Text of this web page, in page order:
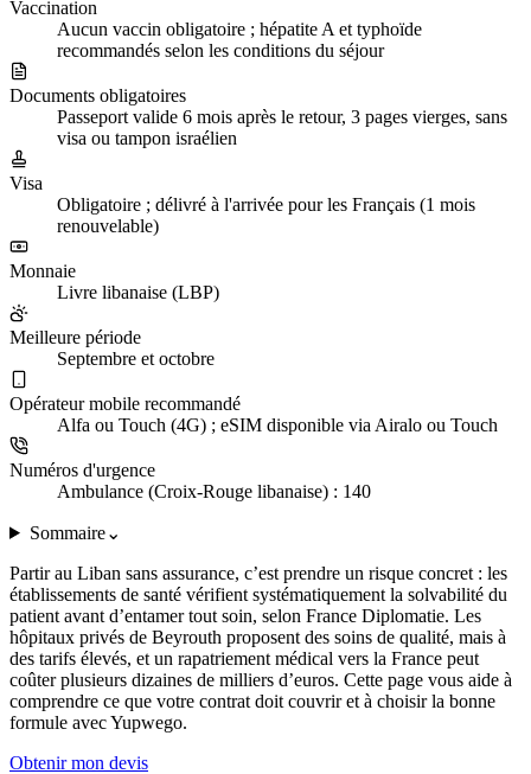
Vaccination
Aucun vaccin obligatoire ; hépatite A et typhoïde
recommandés selon les conditions du séjour
Documents obligatoires
Passeport valide 6 mois après le retour, 3 pages vierges, sans
visa ou tampon israélien
Visa
Obligatoire ; délivré à l'arrivée pour les Français (1 mois
renouvelable)
Monnaie
Livre libanaise (LBP)
Meilleure période
Septembre et octobre
Opérateur mobile recommandé
Alfa ou Touch (4G) ; eSIM disponible via Airalo ou Touch
Numéros d'urgence
Ambulance (Croix-Rouge libanaise) : 140
Sommaire⌄
Partir au Liban sans assurance, c’est prendre un risque concret : les
établissements de santé vérifient systématiquement la solvabilité du
patient avant d’entamer tout soin, selon France Diplomatie. Les
hôpitaux privés de Beyrouth proposent des soins de qualité, mais à
des tarifs élevés, et un rapatriement médical vers la France peut
coûter plusieurs dizaines de milliers d’euros. Cette page vous aide à
comprendre ce que votre contrat doit couvrir et à choisir la bonne
formule avec Yupwego.
Obtenir mon devis